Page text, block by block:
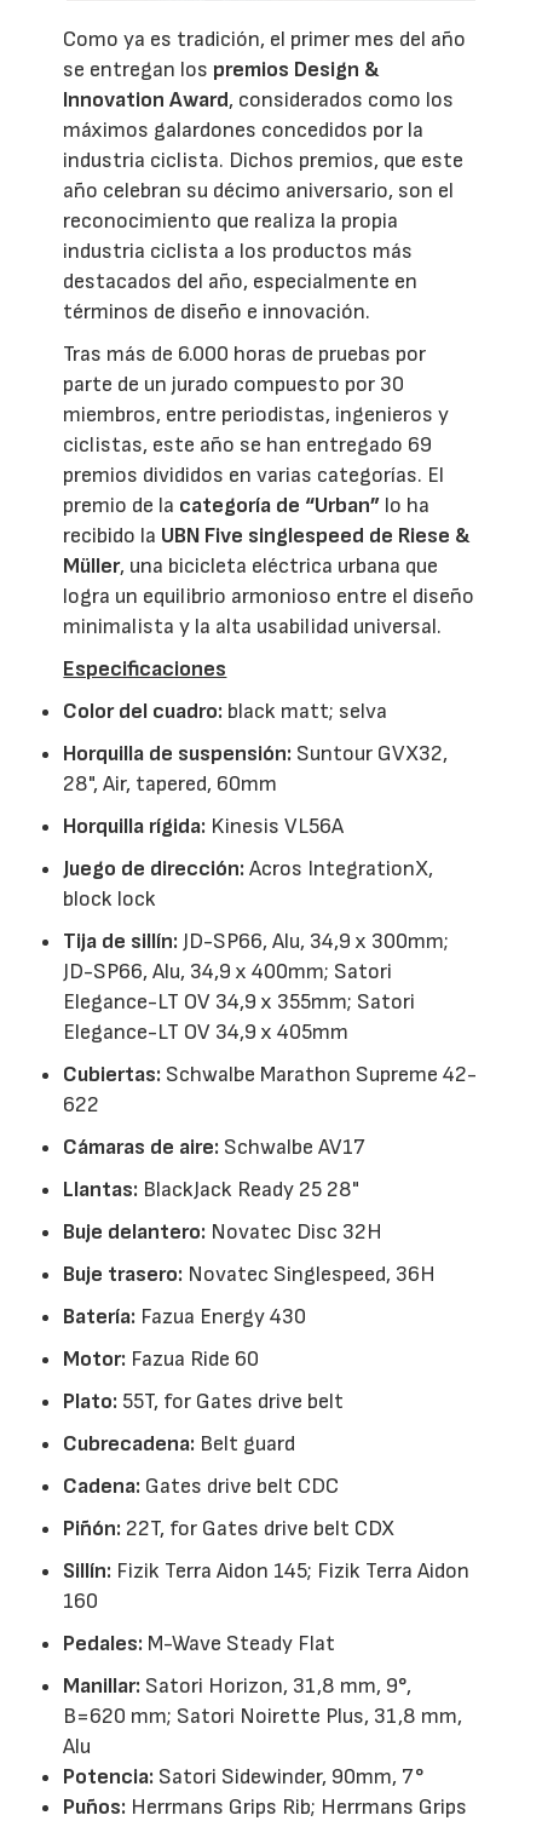
Como ya es tradición, el primer mes del año
se entregan los premios Design &
Innovation Award, considerados como los
máximos galardones concedidos por la
industria ciclista. Dichos premios, que este
año celebran su décimo aniversario, son el
reconocimiento que realiza la propia
industria ciclista a los productos más
destacados del año, especialmente en
términos de diseño e innovación.
Tras más de 6.000 horas de pruebas por
parte de un jurado compuesto por 30
miembros, entre periodistas, ingenieros y
ciclistas, este año se han entregado 69
premios divididos en varias categorías. El
premio de la categoría de “Urban” lo ha
recibido la UBN Five singlespeed de Riese &
Müller, una bicicleta eléctrica urbana que
logra un equilibrio armonioso entre el diseño
minimalista y la alta usabilidad universal.
Especificaciones
Color del cuadro: black matt; selva
Horquilla de suspensión: Suntour GVX32,
28", Air, tapered, 60mm
Horquilla rígida: Kinesis VL56A
Juego de dirección: Acros IntegrationX,
block lock
Tija de sillín: JD-SP66, Alu, 34,9 x 300mm;
JD-SP66, Alu, 34,9 x 400mm; Satori
Elegance-LT OV 34,9 x 355mm; Satori
Elegance-LT OV 34,9 x 405mm
Cubiertas: Schwalbe Marathon Supreme 42-
622
Cámaras de aire: Schwalbe AV17
Llantas: BlackJack Ready 25 28"
Buje delantero: Novatec Disc 32H
Buje trasero: Novatec Singlespeed, 36H
Batería: Fazua Energy 430
Motor: Fazua Ride 60
Plato: 55T, for Gates drive belt
Cubrecadena: Belt guard
Cadena: Gates drive belt CDC
Piñón: 22T, for Gates drive belt CDX
Sillín: Fizik Terra Aidon 145; Fizik Terra Aidon
160
Pedales: M-Wave Steady Flat
Manillar: Satori Horizon, 31,8 mm, 9°,
B=620 mm; Satori Noirette Plus, 31,8 mm,
Alu
Potencia: Satori Sidewinder, 90mm, 7°
Puños: Herrmans Grips Rib; Herrmans Grips